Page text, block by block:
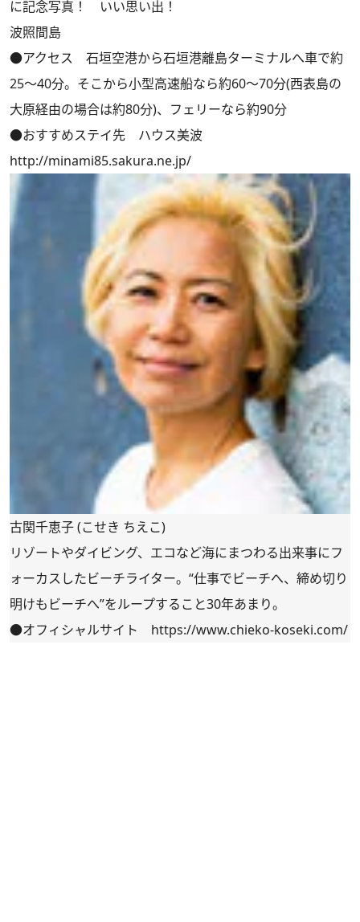
に記念写真！ いい思い出！
波照間島
●アクセス 石垣空港から石垣港離島ターミナルへ車で約
25～40分。そこから小型高速船なら約60～70分(西表島の
大原経由の場合は約80分)、フェリーなら約90分
●おすすめステイ先 ハウス美波
http://minami85.sakura.ne.jp/
古関千恵子 (こせき ちえこ)
リゾートやダイビング、エコなど海にまつわる出来事にフ
ォーカスしたビーチライター。“仕事でビーチへ、締め切り
明けもビーチへ”をループすること30年あまり。
●オフィシャルサイト https://www.chieko-koseki.com/